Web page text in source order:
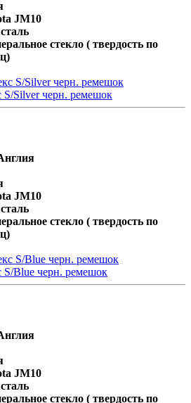
JM10
стекло ( твердость по
Silver черн. ремешок
JM10
стекло ( твердость по
Blue черн. ремешок
JM10
стекло ( твердость по